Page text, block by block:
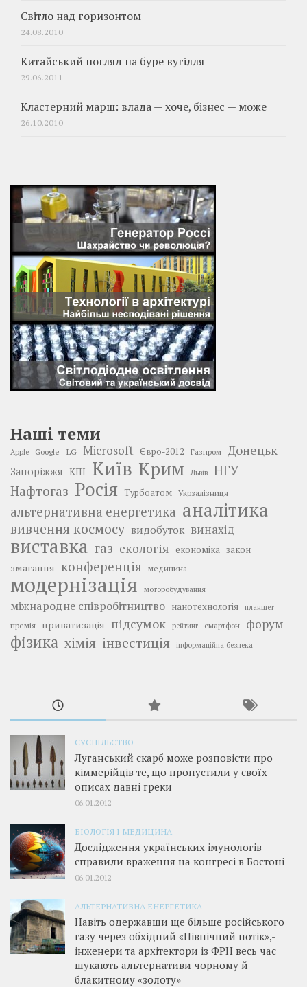
Світло над горизонтом
24.08.2010
Китайський погляд на буре вугілля
29.06.2011
Кластерний марш: влада — хоче, бізнес — може
26.10.2010
Наші теми
Apple Google LG Microsoft Євро-2012 Газпром Донецьк
Запоріжжя КПІ Київ Крим Львів
НГУ
Нафтогаз Росія Турбоатом Укрзалізниця
альтернативна енергетика аналітика
вивчення космосу видобуток винахід
виставка газ екологія економіка закон
змагання конференція медицина
модернізація моторобудування
міжнародне співробітництво нанотехнологія планшет
премія приватизація підсумок рейтинг смартфон форум
фізика хімія інвестиція інформаційна безпека
СУСПІЛЬСТВО
Луганський скарб може розповісти про
кіммерійців те, що пропустили у своїх
описах давні греки
06.01.2012
БІОЛОГІЯ І МЕДИЦИНА
Дослідження українських імунологів
справили враження на конгресі в Бостоні
06.01.2012
АЛЬТЕРНАТИВНА ЕНЕРГЕТИКА
Навіть одержавши ще більше російського
газу через обхідний «Північний потік»,­
інженери та архітектори із ФРН весь час
шукають альтернативи чорному й
блакитному «золоту»